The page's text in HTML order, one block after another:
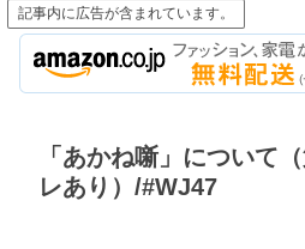
記事内に広告が含まれています。
「あかね噺」について
レあり）/#WJ47